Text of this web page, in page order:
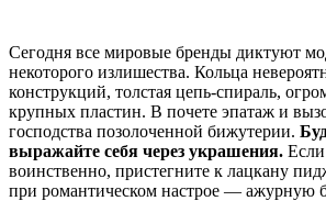
Сегодня все мировые бренды диктуют
некоторого излишества. Кольца
конструкций, толстая цепь-спираль,
крупных пластин. В почете эпатаж и
господства позолоченной бижутерии.
выражайте себя через украшения.
воинственно, пристегните к лацкану
при романтическом настрое — ажурную